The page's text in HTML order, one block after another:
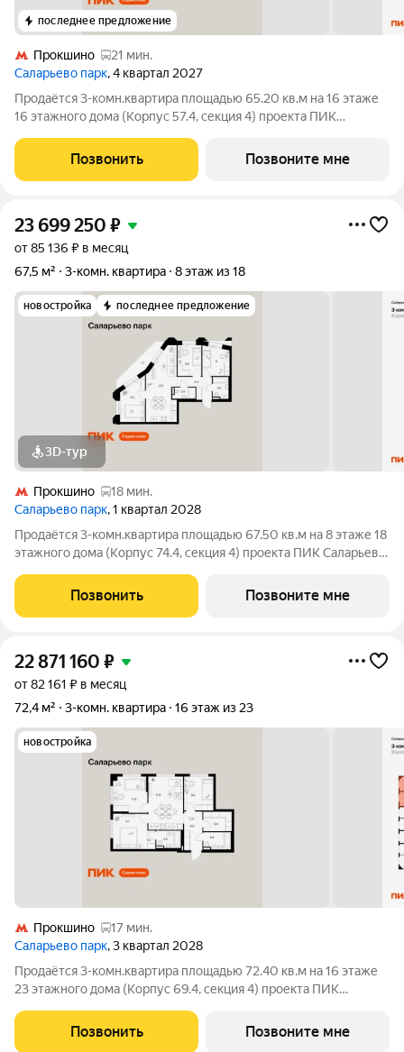
последнее предложение
Прокшино
21 мин.
Саларьево парк, 4 квартал 2027
Продаётся 3-комн.квартира площадью 65.20 кв.м на 16 этаже
16 этажного дома (Корпус 57.4, секция 4) проекта ПИК
земли, функциональная планировка, большие окна, с отделкой.
Жилой район «Саларьево
Позвонить Позвоните мне
23 699 250 ₽
от 85 136 ₽ в месяц
67,5 м²
3-комн. квартира 8 этаж из 18
новостройка последнее предложение
3D-тур
Прокшино
18 мин.
Саларьево парк, 1 квартал 2028
Продаётся 3-комн.квартира площадью 67.50 кв.м на 8 этаже 18
этажного дома (Корпус 74.4, секция 4) проекта ПИК Саларьево
функциональная планировка, большие окна, с отделкой. Жилой
район «Саларьево
Позвонить Позвоните мне
22 871 160 ₽
от 82 161 ₽ в месяц
72,4 м²
3-комн. квартира 16 этаж из 23
новостройка
Прокшино
17 мин.
Саларьево парк, 3 квартал 2028
Продаётся 3-комн.квартира площадью 72.40 кв.м на 16 этаже
23 этажного дома (Корпус 69.4, секция 4) проекта ПИК
земли, функциональная планировка, большие окна, с отделкой.
Жилой район «Саларьево
Позвонить Позвоните мне